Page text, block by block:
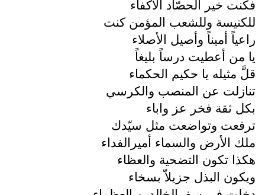
فكنت خير الحصّاد الأكفاء
للكنيسة وللشعب المؤمن كنت
راعياً أميناً وأصيل الأصلاء
يا من أعطيت درساً بليغاً
قلَّ مثيله يا حكيم الحكماء
تنازلت عن المنصب والكرسي
بكل ثقة فخر عز واباء
ترفعت وتواضعت مثل سيّدك
ملك الأرض والسماء أميرالفداء
هكذا تكون التضحية والعظاء
ويكون البذل جزيلاّ بسخاء